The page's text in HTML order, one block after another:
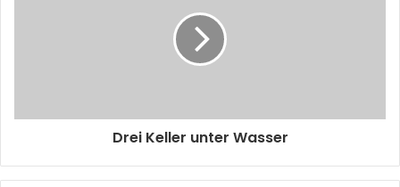
Drei Keller unter Wasser